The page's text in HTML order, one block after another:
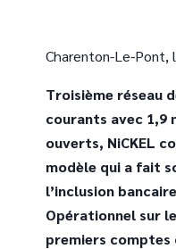
Charenton-Le-Pont,
Troisième réseau
courants avec 1,9
ouverts, NiCKEL
modèle qui a fait
l’inclusion
Opérationnel sur
premiers comptes